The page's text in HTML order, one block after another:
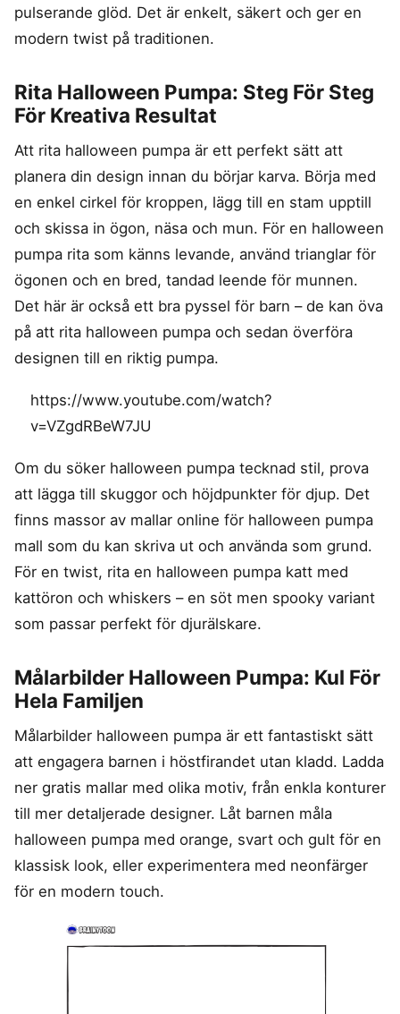
pulserande glöd. Det är enkelt, säkert och ger en
modern twist på traditionen.
Rita Halloween Pumpa: Steg För Steg
För Kreativa Resultat
Att rita halloween pumpa är ett perfekt sätt att
planera din design innan du börjar karva. Börja med
en enkel cirkel för kroppen, lägg till en stam upptill
och skissa in ögon, näsa och mun. För en halloween
pumpa rita som känns levande, använd trianglar för
ögonen och en bred, tandad leende för munnen.
Det här är också ett bra pyssel för barn – de kan öva
på att rita halloween pumpa och sedan överföra
designen till en riktig pumpa.
https://www.youtube.com/watch?
v=VZgdRBeW7JU
Om du söker halloween pumpa tecknad stil, prova
att lägga till skuggor och höjdpunkter för djup. Det
finns massor av mallar online för halloween pumpa
mall som du kan skriva ut och använda som grund.
För en twist, rita en halloween pumpa katt med
kattöron och whiskers – en söt men spooky variant
som passar perfekt för djurälskare.
Målarbilder Halloween Pumpa: Kul För
Hela Familjen
Målarbilder halloween pumpa är ett fantastiskt sätt
att engagera barnen i höstfirandet utan kladd. Ladda
ner gratis mallar med olika motiv, från enkla konturer
till mer detaljerade designer. Låt barnen måla
halloween pumpa med orange, svart och gult för en
klassisk look, eller experimentera med neonfärger
för en modern touch.